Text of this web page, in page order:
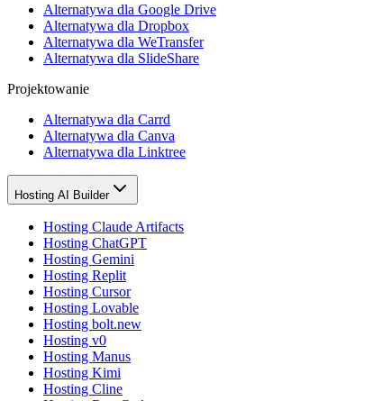
Alternatywa dla Google Drive
Alternatywa dla Dropbox
Alternatywa dla WeTransfer
Alternatywa dla SlideShare
Projektowanie
Alternatywa dla Carrd
Alternatywa dla Canva
Alternatywa dla Linktree
Hosting AI Builder
Hosting Claude Artifacts
Hosting ChatGPT
Hosting Gemini
Hosting Replit
Hosting Cursor
Hosting Lovable
Hosting bolt.new
Hosting v0
Hosting Manus
Hosting Kimi
Hosting Cline